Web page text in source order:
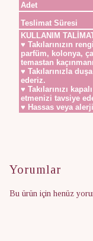
Adet
Teslimat Süresi
KULLANIM
♥ Takılarınızın
parfüm, kolonya,
temastan
♥ Takılarınızla
ederiz.
♥ Takılarınızı
etmenizi tavsiye
♥ Hassas veya
Yorumlar
Bu ürün için henüz